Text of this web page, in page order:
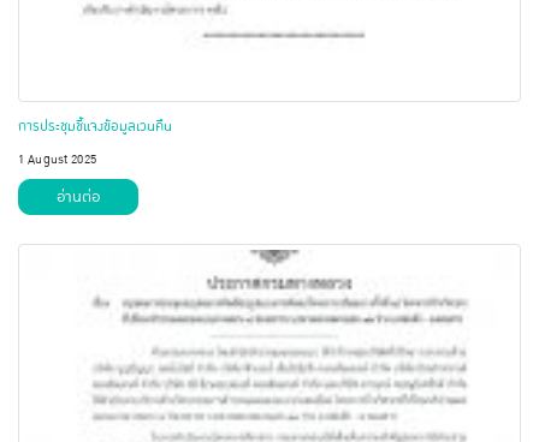
การประชุมชี้แจงข้อมูลเวนคืน
1 August 2025
อ่านต่อ